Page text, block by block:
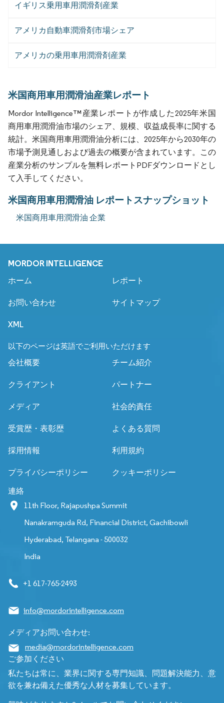
イギリス乗用車用潤滑剤産業
アメリカ自動車潤滑剤市場シェア
アメリカの乗用車用潤滑剤産業
米国商用車用潤滑油産業レポート
Mordor Intelligence™産業レポートが作成した2025年米国
商用車用潤滑油市場のシェア、規模、収益成長率に関する
統計。米国商用車用潤滑油分析には、2025年から2030年の
市場予測見通しおよび過去の概要が含まれています。この
産業分析のサンプルを無料レポートPDFダウンロードとし
て入手してください。
米国商用車用潤滑油 レポートスナップショット
米国商用車用潤滑油 企業
MORDOR INTELLIGENCE
ホーム レポート
お問い合わせ サイトマップ
XML
以下のページは英語でご利用いただけます
会社概要
チーム紹介
クライアント パートナー
メディア 社会的責任
受賞歴・表彰歴 よくある質問
採用情報 利用規約
プライバシーポリシー クッキーポリシー
連絡
11th Floor, Rajapushpa Summit
Nanakramguda Rd, Financial District, Gachibowli
Hyderabad, Telangana - 500032
India
+1 617-765-2493
info@mordorintelligence.com
メディアお問い合わせ:
media@mordorintelligence.com
ご参加ください
私たちは常に、業界に関する専門知識、問題解決能力、意
欲を兼ね備えた優秀な人材を募集しています。